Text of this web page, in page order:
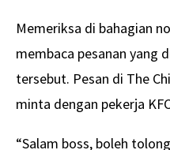
Memeriksa di bahagian
membaca pesanan yang
tersebut. Pesan di The
minta dengan pekerja
“Salam boss, boleh